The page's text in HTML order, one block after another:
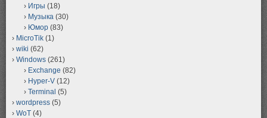
Игры (18)
Музыка (30)
Юмор (83)
MicroTik (1)
wiki (62)
Windows (261)
Exchange (82)
Hyper-V (12)
Terminal (5)
wordpress (5)
WoT (4)